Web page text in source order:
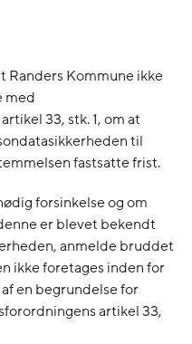
Randers Kommune ikke
med
33, stk. 1, om at
til
fastsatte frist.
forsinkelse og om
er blevet bekendt
anmelde bruddet
ikke foretages inden for
en begrundelse for
artikel 33,